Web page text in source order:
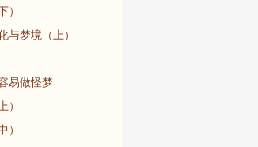
）
与梦境（上）
易做怪梦
）
）